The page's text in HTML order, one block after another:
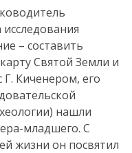
– составить
Святой Земли и
Г. Киченером, его
нашли
младшего. С
жизни он посвятил